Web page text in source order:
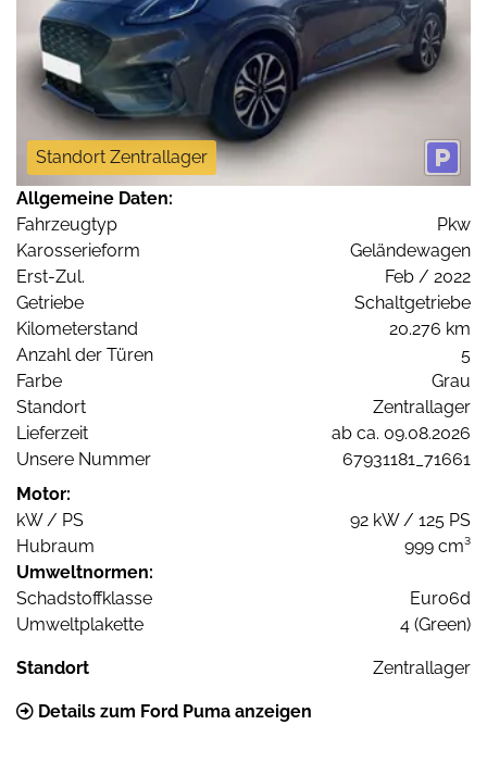
Standort Zentrallager
Allgemeine Daten:
Fahrzeugtyp
Pkw
Karosserieform
Geländewagen
Erst-Zul.
Feb / 2022
Getriebe
Schaltgetriebe
Kilometerstand
20.276 km
Anzahl der Türen
5
Farbe
Grau
Standort
Zentrallager
Lieferzeit
ab ca. 09.08.2026
Unsere Nummer
67931181_71661
Motor:
kW / PS
92 kW / 125 PS
Hubraum
999 cm³
Umweltnormen:
Schadstoffklasse
Euro6d
Umweltplakette
4 (Green)
Standort Zentrallager
Details zum Ford Puma anzeigen